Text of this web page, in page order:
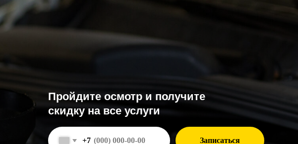
Пройдите осмотр и получите
+7